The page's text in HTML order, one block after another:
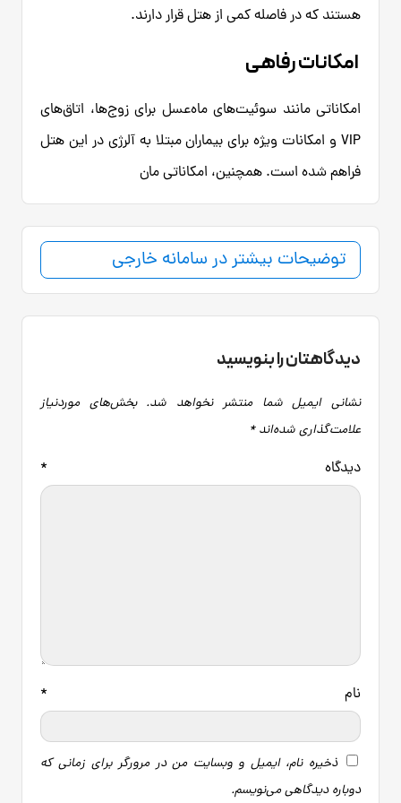
هستند که در فاصله کمی از هتل قرار دارند.
امکانات رفاهی
امکاناتی مانند سوئیت‌های ماه‌عسل برای زوج‌ها، اتاق‌های
VIP و امکانات ویژه برای بیماران مبتلا به آلرژی در این هتل
فراهم شده است. همچنین، امکاناتی مان
توضیحات بیشتر در سامانه خارجی
دیدگاهتان را بنویسید
نشانی ایمیل شما منتشر نخواهد شد. بخش‌های موردنیاز
علامت‌گذاری شده‌اند*
دیدگاه *
نام *
ذخیره نام، ایمیل و وبسایت من در مرورگر برای زمانی که
دوباره دیدگاهی می‌نویسم.